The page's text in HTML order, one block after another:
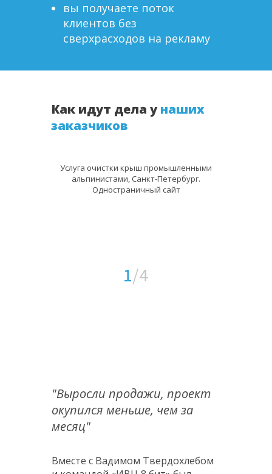
вы получаете поток
клиентов без
сверхрасходов на рекламу
Как идут дела у наших
заказчиков
Услуга очистки крыш промышленными
альпинистами, Санкт-Петербург.
Одностраничный сайт
"Выросли продажи, проект
окупился меньше, чем за
месяц"
Вместе с Вадимом Твердохлебом
1/4